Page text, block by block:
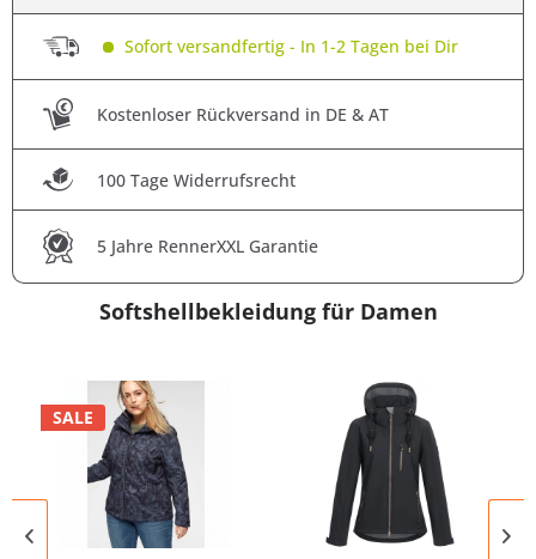
Sofort versandfertig - In 1-2 Tagen bei Dir
Kostenloser Rückversand in DE & AT
100 Tage Widerrufsrecht
5 Jahre RennerXXL Garantie
Softshellbekleidung für Damen
SALE